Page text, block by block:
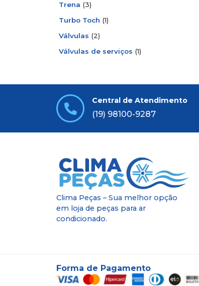
Trena (3)
Turbo Toch (1)
Válvulas (2)
Válvulas de serviços (1)
Central de Atendimento
(19) 98100-9287
Clima Peças – Sua melhor opção
em loja de peças para ar
condicionado.
Forma de Pagamento